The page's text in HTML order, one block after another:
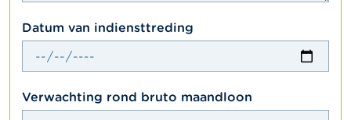
date
Datum van indiensttreding
textfield
Verwachting rond bruto maandloon